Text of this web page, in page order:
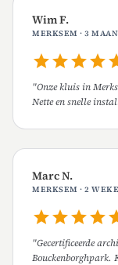
Wim F.
MERKSEM · 3
starstarstarstar
"Onze kluis in
Nette en snelle
Marc N.
MERKSEM · 2
starstarstarstar
"Gecertificeerde
Bouckenborghpark.